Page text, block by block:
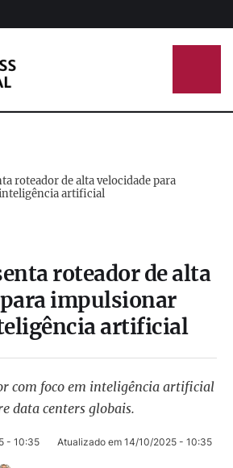
roteador de alta velocidade para
artificial
roteador de alta
impulsionar
artificial
com foco em inteligência artificial
data centers globais.
- 10:35 Atualizado em 14/10/2025 - 10:35